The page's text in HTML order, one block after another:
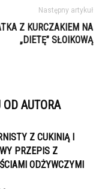
Następny artykuł
Z KURCZAKIEM NA
„DIETĘ” SŁOIKOWĄ
AUTORA
Z CUKINIĄ I
PRZEPIS Z
ODŻYWCZYMI